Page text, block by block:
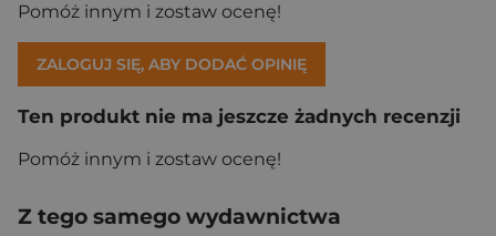
Pomóż innym i zostaw ocenę!
ZALOGUJ SIĘ, ABY DODAĆ OPINIĘ
Ten produkt nie ma jeszcze żadnych recenzji
Pomóż innym i zostaw ocenę!
Z tego samego wydawnictwa